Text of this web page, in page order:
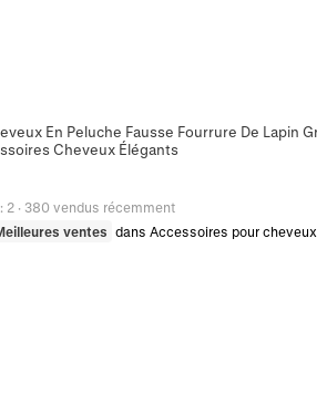
En Peluche Fausse Fourrure De Lapin
Cheveux Élégants
: 2 · 380 vendus récemment
ventes dans Accessoires pour cheveux